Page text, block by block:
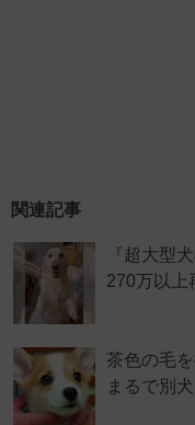
関連記事
『超大型
270万以
茶色の毛
まるで別